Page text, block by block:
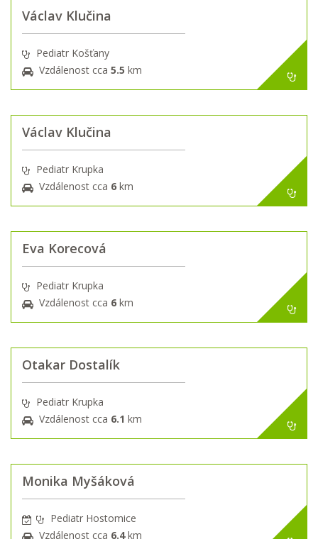
Václav Klučina
Pediatr Košťany
Vzdálenost cca 5.5 km
Václav Klučina
Pediatr Krupka
Vzdálenost cca 6 km
Eva Korecová
Pediatr Krupka
Vzdálenost cca 6 km
Otakar Dostalík
Pediatr Krupka
Vzdálenost cca 6.1 km
Monika Myšáková
Pediatr Hostomice
Vzdálenost cca 6.4km